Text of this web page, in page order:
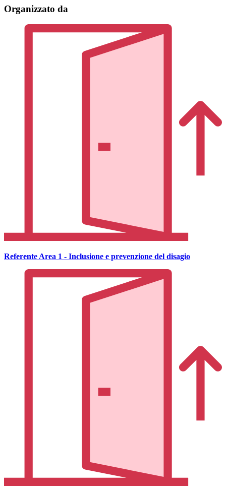
Organizzato da
Referente Area 1 - Inclusione e prevenzione del disagio